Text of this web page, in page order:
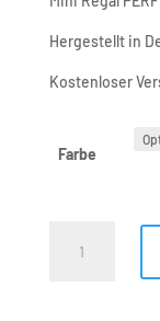
Hergestellt in
Kostenloser
Farbe
Regal